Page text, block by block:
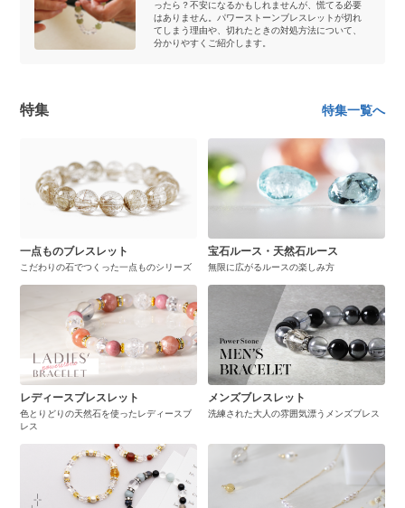
ったら？不安になるかもしれませんが、慌てる必要
はありません。パワーストーンブレスレットが切れ
てしまう理由や、切れたときの対処方法について、
分かりやすくご紹介します。
特集 特集一覧へ
一点ものブレスレット
こだわりの石でつくった一点ものシリーズ
宝石ルース・天然石ルース
無限に広がるルースの楽しみ方
レディースブレスレット
色とりどりの天然石を使ったレディースブ
レス
メンズブレスレット
洗練された大人の雰囲気漂うメンズブレス